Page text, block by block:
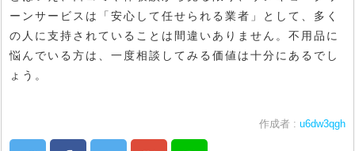
ーンサービスは「安心して任せられる業者」として、多く
の人に支持されていることは間違いありません。不用品に
悩んでいる方は、一度相談してみる価値は十分にあるでし
ょう。
作成者 : u6dw3qgh